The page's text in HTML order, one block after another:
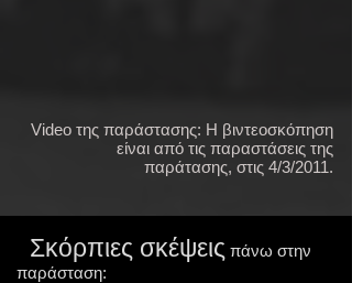
Video της παράστασης: Η βιντεοσκόπηση
είναι από τις παραστάσεις της
παράτασης, στις 4/3/2011.
Σκόρπιες σκέψεις πάνω στην
παράσταση: